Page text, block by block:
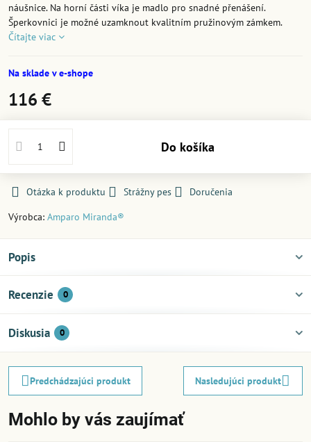
náušnice. Na horní části víka je madlo pro snadné přenášení.
Šperkovnici je možné uzamknout kvalitním pružinovým zámkem.
Čítajte viac
Na sklade v e-shope
116 €
Do košíka
Otázka k produktu Strážny pes
Doručenia
Výrobca: Amparo Miranda®
Popis
Recenzie 0
Diskusia 0
Predchádzajúci produkt Nasledujúci produkt
Mohlo by vás zaujímať